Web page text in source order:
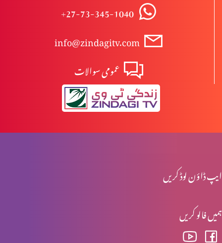
ابیونی ابتدائی مسیح کیوں نہیں ہوسکتے؟
مسیح کی پرستش تاریخ میں
اخلاقی احتساب: حقیقی راستبازی(حصہ 2)
اخلاقی احتساب: حقیقی راستبازی(حصہ 1)
+27-73-345-1040
info@zindagitv.com
عمومی سوالات
ایپ ڈاؤن لوڈ کریں
ہمیں فالو کریں